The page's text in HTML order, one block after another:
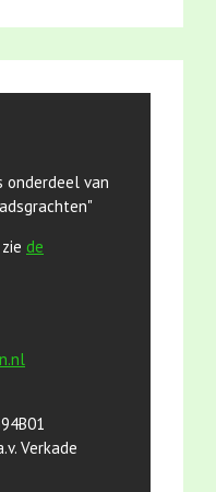
onderdeel van
de
Verkade